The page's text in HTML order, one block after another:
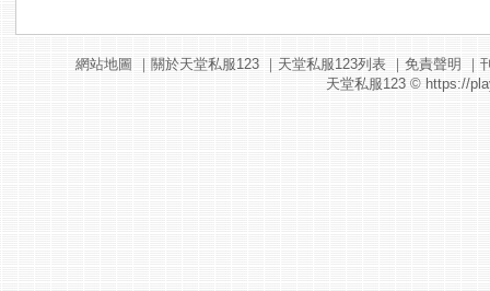
網站地圖 ｜ 關於天堂私服123｜ 天堂私服123列表｜ 免責聲明 ｜
天堂私服123© https://